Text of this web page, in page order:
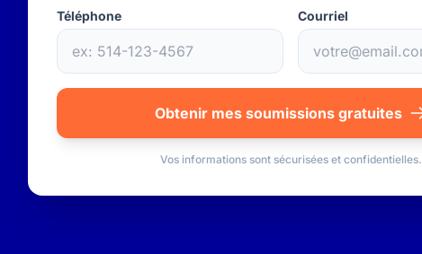
Téléphone Courriel
Obtenir mes soumissions gratuites
Vos informations sont sécurisées et confidentielles.